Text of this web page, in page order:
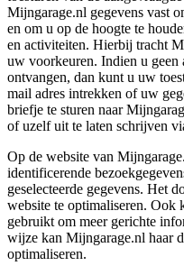
Mijngarage.nl gegevens vast
en om u op de hoogte te
en activiteiten. Hierbij tracht
uw voorkeuren. Indien u
ontvangen, dan kunt u uw
mail adres intrekken of uw
briefje te sturen naar
of uzelf uit te laten schrijven
Op de website van
identificerende
geselecteerde gegevens. Het
website te optimaliseren. Ook
gebruikt om meer gerichte
wijze kan Mijngarage.nl haar
optimaliseren.